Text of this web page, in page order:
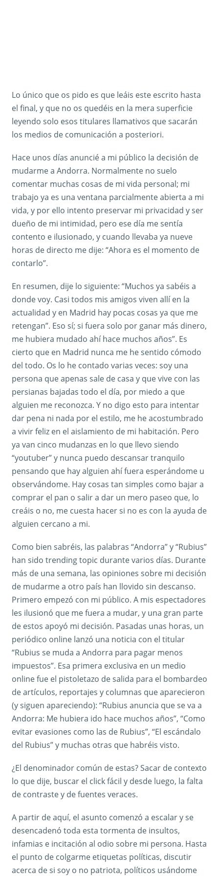
Lo único que os pido es que leáis este escrito hasta
el final, y que no os quedéis en la mera superficie
leyendo solo esos titulares llamativos que sacarán
los medios de comunicación a posteriori.
Hace unos días anuncié a mi público la decisión de
mudarme a Andorra. Normalmente no suelo
comentar muchas cosas de mi vida personal; mi
trabajo ya es una ventana parcialmente abierta a mi
vida, y por ello intento preservar mi privacidad y ser
dueño de mi intimidad, pero ese día me sentía
contento e ilusionado, y cuando llevaba ya nueve
horas de directo me dije: “Ahora es el momento de
contarlo”.
En resumen, dije lo siguiente: “Muchos ya sabéis a
donde voy. Casi todos mis amigos viven allí en la
actualidad y en Madrid hay pocas cosas ya que me
retengan”. Eso sí; si fuera solo por ganar más dinero,
me hubiera mudado ahí hace muchos años”. Es
cierto que en Madrid nunca me he sentido cómodo
del todo. Os lo he contado varias veces: soy una
persona que apenas sale de casa y que vive con las
persianas bajadas todo el día, por miedo a que
alguien me reconozca. Y no digo esto para intentar
dar pena ni nada por el estilo, me he acostumbrado
a vivir feliz en el aislamiento de mi habitación. Pero
ya van cinco mudanzas en lo que llevo siendo
“youtuber” y nunca puedo descansar tranquilo
pensando que hay alguien ahí fuera esperándome u
observándome. Hay cosas tan simples como bajar a
comprar el pan o salir a dar un mero paseo que, lo
creáis o no, me cuesta hacer si no es con la ayuda de
alguien cercano a mi.
Como bien sabréis, las palabras “Andorra” y “Rubius”
han sido trending topic durante varios días. Durante
más de una semana, las opiniones sobre mi decisión
de mudarme a otro país han llovido sin descanso.
Primero empezó con mi público. A mis espectadores
les ilusionó que me fuera a mudar, y una gran parte
de estos apoyó mi decisión. Pasadas unas horas, un
periódico online lanzó una noticia con el titular
“Rubius se muda a Andorra para pagar menos
impuestos”. Esa primera exclusiva en un medio
online fue el pistoletazo de salida para el bombardeo
de artículos, reportajes y columnas que aparecieron
(y siguen apareciendo): “Rubius anuncia que se va a
Andorra: Me hubiera ido hace muchos años”, “Como
evitar evasiones como las de Rubius”, “El escándalo
del Rubius” y muchas otras que habréis visto.
¿El denominador común de estas? Sacar de contexto
lo que dije, buscar el click fácil y desde luego, la falta
de contraste y de fuentes veraces.
A partir de aquí, el asunto comenzó a escalar y se
desencadenó toda esta tormenta de insultos,
infamias e incitación al odio sobre mi persona. Hasta
el punto de colgarme etiquetas políticas, discutir
acerca de si soy o no patriota, políticos usándome